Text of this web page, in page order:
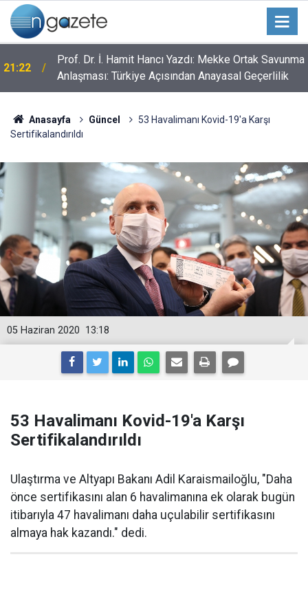
21:22
Prof. Dr. İ. Hamit Hancı Yazdı: Mekke Ortak Savunma
Anlaşması: Türkiye Açısından Anayasal Geçerlilik
Anasayfa Güncel
53 Havalimanı Kovid-19'a Karşı
Sertifikalandırıldı
13:18
05 Haziran 2020
53 Havalimanı Kovid-19'a Karşı
Sertifikalandırıldı
Ulaştırma ve Altyapı Bakanı Adil Karaismailoğlu, "Daha
önce sertifikasını alan 6 havalimanına ek olarak bugün
itibarıyla 47 havalimanı daha uçulabilir sertifikasını
almaya hak kazandı." dedi.